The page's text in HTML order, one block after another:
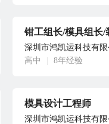
深圳市鸿凯运科技有
高中
8年经验
模具设计工程师
深圳市鸿凯运科技有